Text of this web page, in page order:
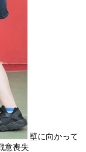
壁に向かって
意喪失